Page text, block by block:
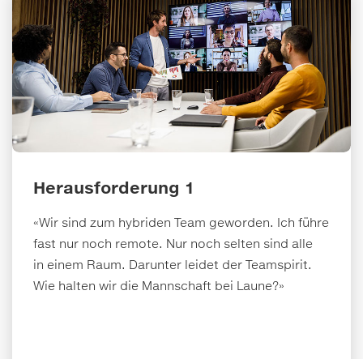
Herausforderung 1
«Wir sind zum hybriden Team geworden. Ich führe
fast nur noch remote. Nur noch selten sind alle
in einem Raum. Darunter leidet der Teamspirit.
Wie halten wir die Mannschaft bei Laune?»